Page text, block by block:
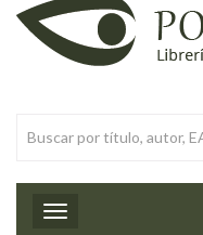
Toggle navigation